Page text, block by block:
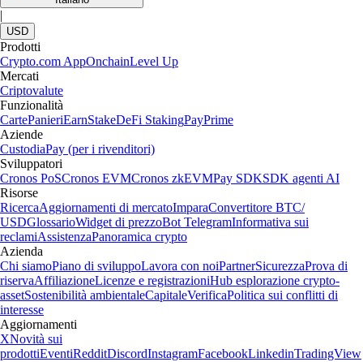
|
USD
Prodotti
Crypto.com AppOnchainLevel Up
Mercati
Criptovalute
Funzionalità
CartePanieriEarnStakeDeFi StakingPayPrime
Aziende
CustodiaPay (per i rivenditori)
Sviluppatori
Cronos PoSCronos EVMCronos zkEVMPay SDKSDK agenti AI
Risorse
RicercaAggiornamenti di mercatoImparaConvertitore BTC/
USDGlossarioWidget di prezzoBot TelegramInformativa sui
reclamiAssistenzaPanoramica crypto
Azienda
Chi siamoPiano di sviluppoLavora con noiPartnerSicurezzaProva di
riservaAffiliazioneLicenze e registrazioniHub esplorazione crypto-
assetSostenibilità ambientaleCapitaleVerificaPolitica sui conflitti di
interesse
Aggiornamenti
XNovità sui
prodottiEventiRedditDiscordInstagramFacebookLinkedinTradingView